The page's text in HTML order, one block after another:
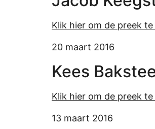
Klik hier om de preek
20 maart 2016
Kees
Klik hier om de preek
13 maart 2016